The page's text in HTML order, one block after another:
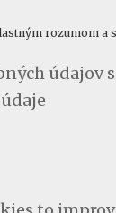
rozumom a
údajov